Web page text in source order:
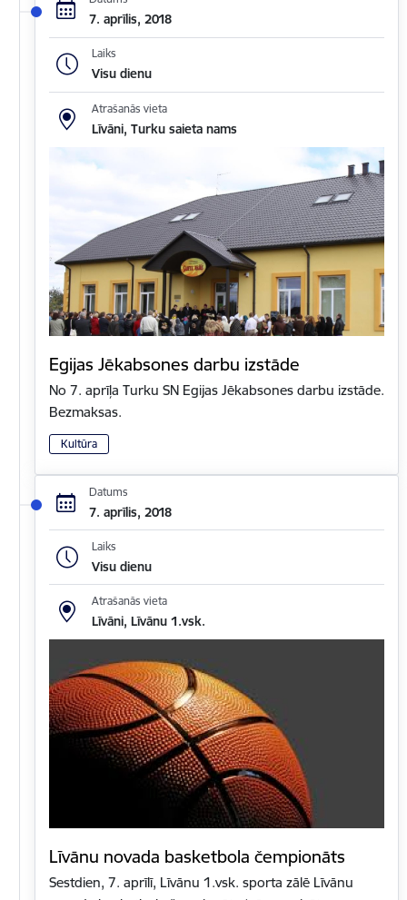
7. aprīlis, 2018
Laiks
Visu dienu
Atrašanās vieta
Līvāni, Turku saieta nams
Egijas Jēkabsones darbu izstāde
No 7. aprīļa Turku SN Egijas Jēkabsones darbu izstāde.
Bezmaksas.
Kultūra
Datums
7. aprīlis, 2018
Laiks
Visu dienu
Atrašanās vieta
Līvāni, Līvānu 1.vsk.
Līvānu novada basketbola čempionāts
Sestdien, 7. aprīlī, Līvānu 1.vsk. sporta zālē Līvānu